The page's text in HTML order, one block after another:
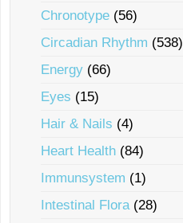
Chronotype (56)
Circadian Rhythm (538)
Energy (66)
Eyes (15)
Hair & Nails (4)
Heart Health (84)
Immunsystem (1)
Intestinal Flora(28)